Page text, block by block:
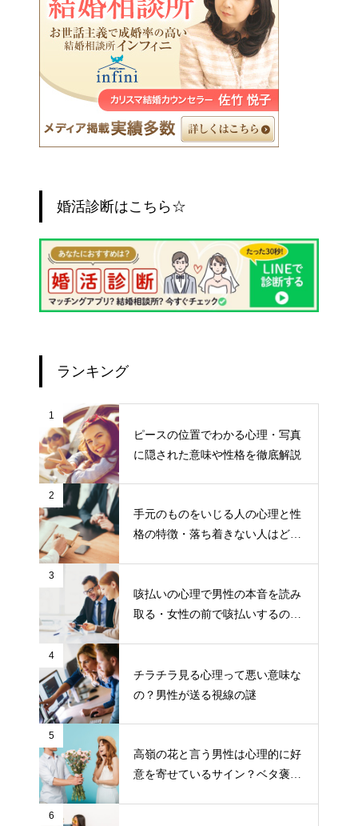
婚活診断はこちら☆
ランキング
1
ピースの位置でわかる心理・写真
に隠された意味や性格を徹底解説
2
手元のものをいじる人の心理と性
格の特徴・落ち着きない人はどう
3
咳払いの心理で男性の本音を読み
取る・女性の前で咳払いするのは
4
チラチラ見る心理って悪い意味な
の？男性が送る視線の謎
5
高嶺の花と言う男性は心理的に好
意を寄せているサイン？ベタ褒め
6